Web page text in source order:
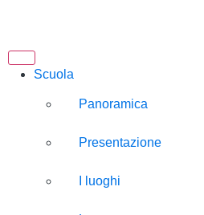
Scuola
Panoramica
Presentazione
I luoghi